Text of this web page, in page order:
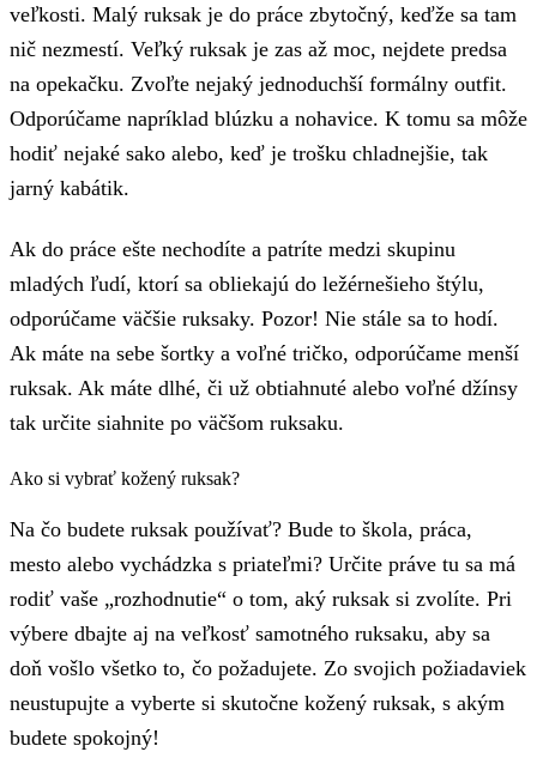
veľkosti. Malý ruksak je do práce zbytočný, keďže sa tam
nič nezmestí. Veľký ruksak je zas až moc, nejdete predsa
na opekačku. Zvoľte nejaký jednoduchší formálny outfit.
Odporúčame napríklad blúzku a nohavice. K tomu sa môže
hodiť nejaké sako alebo, keď je trošku chladnejšie, tak
jarný kabátik.
Ak do práce ešte nechodíte a patríte medzi skupinu
mladých ľudí, ktorí sa obliekajú do ležérnešieho štýlu,
odporúčame väčšie ruksaky. Pozor! Nie stále sa to hodí.
Ak máte na sebe šortky a voľné tričko, odporúčame menší
ruksak. Ak máte dlhé, či už obtiahnuté alebo voľné džínsy
tak určite siahnite po väčšom ruksaku.
Ako si vybrať kožený ruksak?
Na čo budete ruksak používať? Bude to škola, práca,
mesto alebo vychádzka s priateľmi? Určite práve tu sa má
rodiť vaše „rozhodnutie“ o tom, aký ruksak si zvolíte. Pri
výbere dbajte aj na veľkosť samotného ruksaku, aby sa
doň vošlo všetko to, čo požadujete. Zo svojich požiadaviek
neustupujte a vyberte si skutočne kožený ruksak, s akým
budete spokojný!